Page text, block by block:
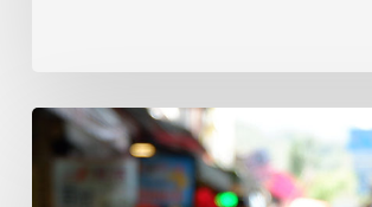
platos
taiwaneses